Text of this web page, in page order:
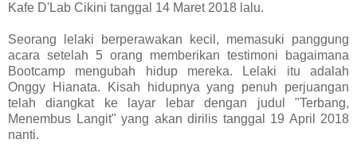
Kafe D'Lab Cikini tanggal 14 Maret 2018 lalu.
Seorang lelaki berperawakan kecil, memasuki panggung
acara setelah 5 orang memberikan testimoni bagaimana
Bootcamp mengubah hidup mereka. Lelaki itu adalah
Onggy Hianata. Kisah hidupnya yang penuh perjuangan
telah diangkat ke layar lebar dengan judul "Terbang,
Menembus Langit" yang akan dirilis tanggal 19 April 2018
nanti.